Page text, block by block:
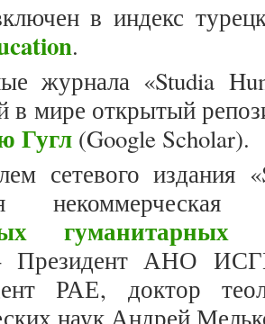
в индекс
.
журнала «Studia
в мире открытый
Гугл (Google Scholar).
сетевого издания
гуманитарных
Президент АНО
РАЕ, доктор